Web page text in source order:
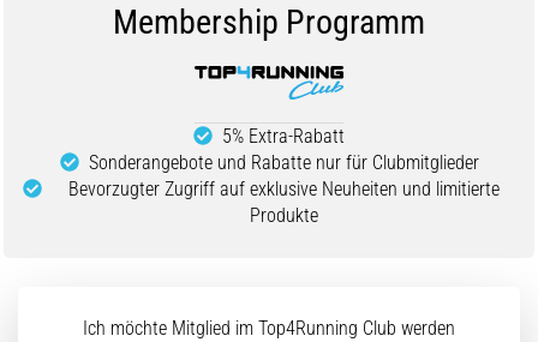
Membership Programm
5% Extra-Rabatt
Sonderangebote und Rabatte nur für Clubmitglieder
Bevorzugter Zugriff auf exklusive Neuheiten und limitierte
Produkte
Ich möchte Mitglied im Top4Running Club werden